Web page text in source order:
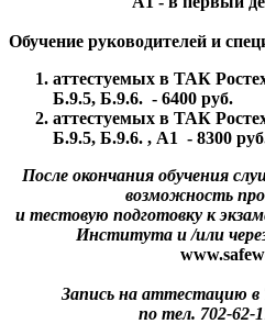
Обучение руководителей и
аттестуемых в ТАК
Б.9.5, Б.9.6. - 6400 руб.
аттестуемых в ТАК
Б.9.5, Б.9.6. , А1 - 8300 руб
После окончания обучения
возможность
и тестовую подготовку к
Института и /или
Запись на аттестацию
по тел. 702-62-